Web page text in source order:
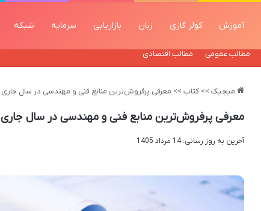
آموزش کولر گازی زبان بازاریابی سرمایه شبکه
مطالب عمومی مطالب اقتصادی
میجیک >> کتاب >> معرفی پرفروش‌ترین منابع فنی و مهندسی در سال جاری
معرفی پرفروش‌ترین منابع فنی و مهندسی در سال جاری
آخرین به روز رسانی: 14 مرداد 1405